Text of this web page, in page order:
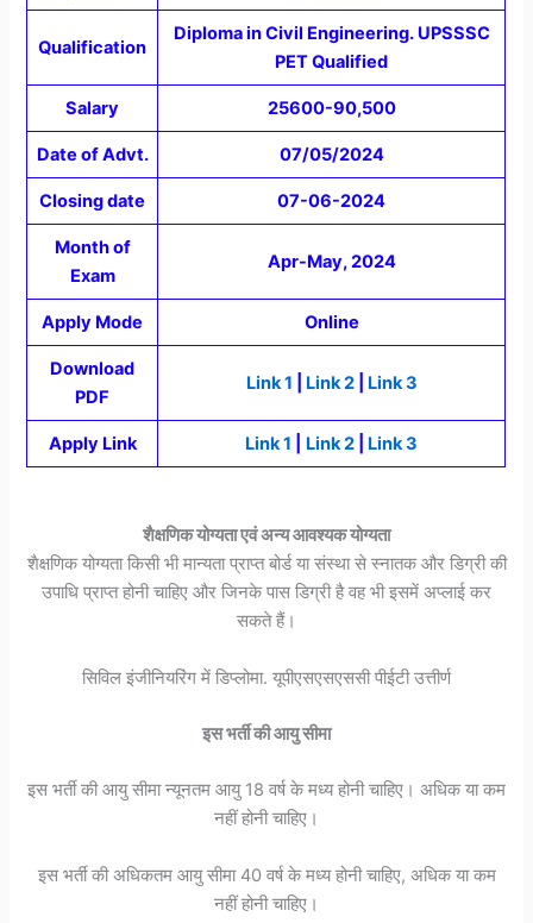
Qualification
Diploma in Civil Engineering. UPSSSC
PET Qualified
Salary 25600-90,500
Date of Advt. 07/05/2024
Closing date 07-06-2024
Month of
Exam
Apr-May, 2024
Apply Mode Online
Download
PDF
Link 1 Link 2| Link 3
Apply Link Link 1 Link 2 Link 3
शैक्षणिक योग्यता एवं अन्य आवश्यक योग्यता
शैक्षणिक योग्यता किसी भी मान्यता प्राप्त बोर्ड या संस्था से स्नातक और डिग्री की
उपाधि प्राप्त होनी चाहिए और जिनके पास डिग्री है वह भी इसमें अप्लाई कर
सकते हैं।
सिविल इंजीनियरिंग में डिप्लोमा. यूपीएसएसएससी पीईटी उत्तीर्ण
इस भर्ती की आयु सीमा
इस भर्ती की आयु सीमा न्यूनतम आयु 18 वर्ष के मध्य होनी चाहिए। अधिक या कम
नहीं होनी चाहिए।
इस भर्ती की अधिकतम आयु सीमा 40 वर्ष के मध्य होनी चाहिए, अधिक या कम
नहीं होनी चाहिए।